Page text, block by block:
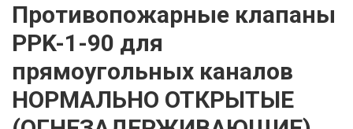
Противопожарные клапаны
PPK-1-90 для
прямоугольных каналов
НОРМАЛЬНО ОТКРЫТЫЕ